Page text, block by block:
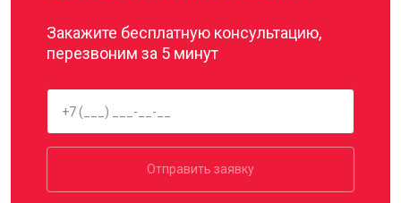
Закажите бесплатную консультацию,
перезвоним за 5 минут
Отправить заявку